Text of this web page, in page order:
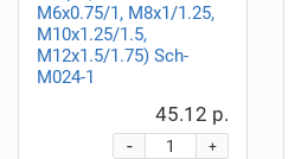
М6х0.75/1, М8х1/1.25,
М10х1.25/1.5,
М12х1.5/1.75) Sch-
M024-1
45.12 р.
+
-